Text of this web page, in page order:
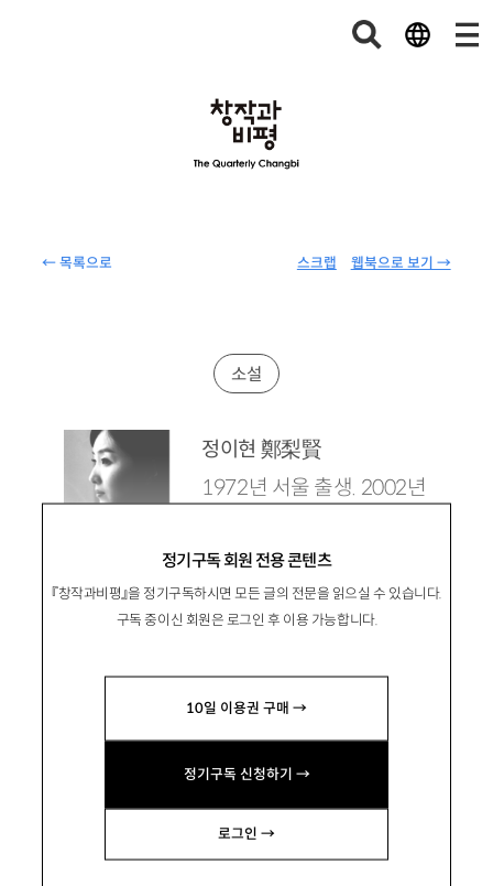
← 목록으로 웹북으로 보기 →
스크랩
정기구독 회원 전용 콘텐츠
『창작과비평』을 정기구독하시면 모든 글의 전문을 읽으실 수 있습니다.
구독 중이신 회원은 로그인 후 이용 가능합니다.
10일 이용권 구매 →
정기구독 신청하기 →
로그인 →
소설
정이현 鄭梨賢
1972년 서울 출생. 2002년
『낭만적 사랑과 사회』 『오늘
의 거짓말』, 장편 『달콤한 나의 도시』 『너는 모른
deepoem@hanmail.net